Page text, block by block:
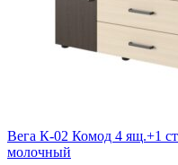
Вега К-02 Комод 4 ящ.+1
молочный